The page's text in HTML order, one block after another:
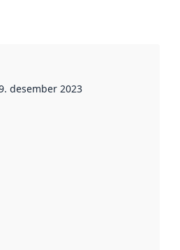
desember 2023